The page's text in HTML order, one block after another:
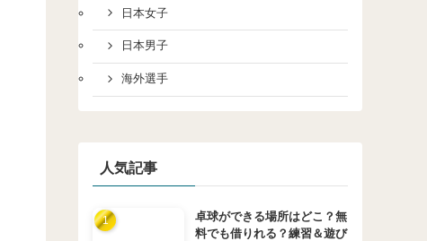
日本女子
日本男子
海外選手
人気記事
卓球ができる場所はどこ？無
料でも借りれる？練習＆遊び